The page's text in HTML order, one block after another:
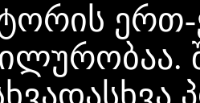
ერთ-